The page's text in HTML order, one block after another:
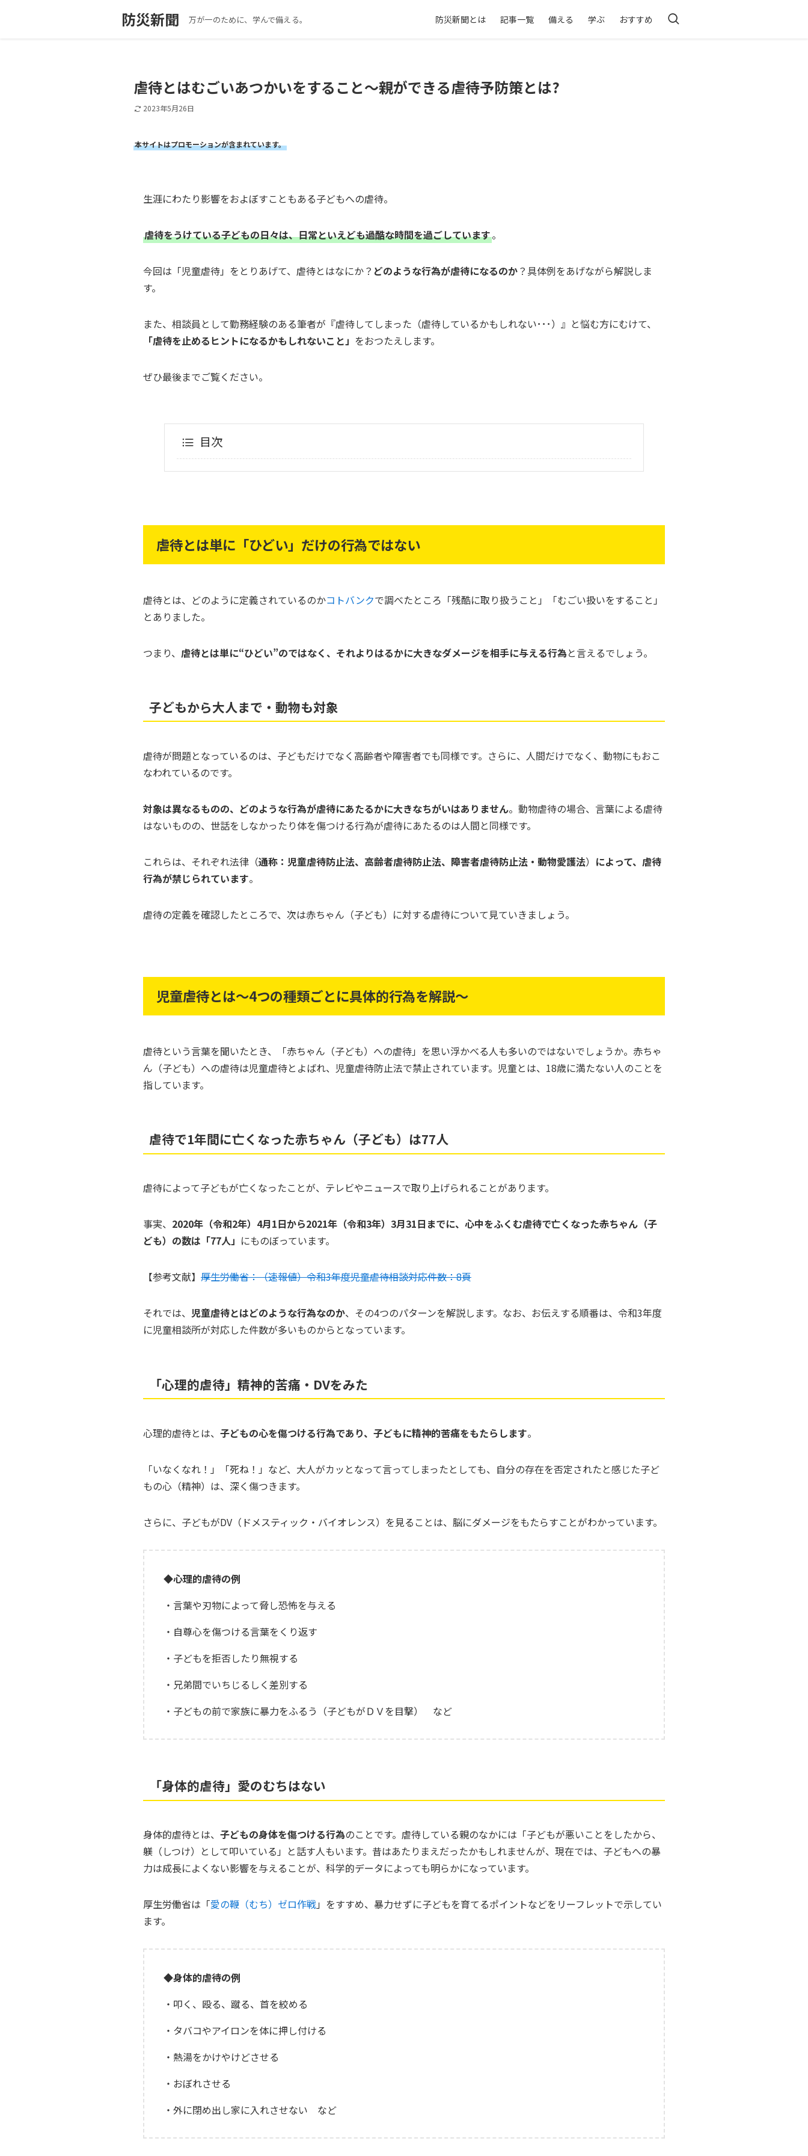
防災新聞 万が一のために、学んで備える。 防災新聞とは 記事一覧 備える 学ぶ おすすめ
虐待とはむごいあつかいをすること～親ができる虐待予防策とは?
2023年5月26日
本サイトはプロモーションが含まれています。
生涯にわたり影響をおよぼすこともある子どもへの虐待。
虐待をうけている子どもの日々は、日常といえども過酷な時間を過ごしています。
今回は「児童虐待」をとりあげて、虐待とはなにか？ どのような行為が虐待になるのか？具体例をあげながら解説しま
す。
また、相談員として勤務経験のある筆者が『虐待してしまった（虐待しているかもしれない･･･）』と悩む方にむけて、
「虐待を止めるヒントになるかもしれないこと」 をおつたえします。
ぜひ最後までご覧ください。
目次
虐待とは単に「ひどい」だけの行為ではない
虐待とは、どのように定義されているのかコトバンクで調べたところ「残酷に取り扱うこと」「むごい扱いをすること」
とありました。
つまり、 虐待とは単に“ひどい”のではなく、それよりはるかに大きなダメージを相手に与える行為と言えるでしょう。
子どもから大人まで・動物も対象
虐待が問題となっているのは、子どもだけでなく高齢者や障害者でも同様です。さらに、人間だけでなく、動物にもおこ
なわれているのです。
対象は異なるものの、どのような行為が虐待にあたるかに大きなちがいはありません。動物虐待の場合、言葉による虐待
はないものの、世話をしなかったり体を傷つける行為が虐待にあたるのは人間と同様です。
これらは、それぞれ法律（通称：児童虐待防止法、高齢者虐待防止法、障害者虐待防止法・動物愛護法） によって、虐待
行為が禁じられています。
虐待の定義を確認したところで、次は赤ちゃん（子ども）に対する虐待について見ていきましょう。
児童虐待とは～4つの種類ごとに具体的行為を解説～
虐待という言葉を聞いたとき、「赤ちゃん（子ども）への虐待」を思い浮かべる人も多いのではないでしょうか。赤ちゃ
ん（子ども）への虐待は児童虐待とよばれ、児童虐待防止法で禁止されています。児童とは、18歳に満たない人のことを
指しています。
虐待で1年間に亡くなった赤ちゃん（子ども）は77人
虐待によって子どもが亡くなったことが、テレビやニュースで取り上げられることがあります。
事実、 2020年（令和2年）4月1日から2021年（令和3年）3月31日までに、心中をふくむ虐待で亡くなった赤ちゃん（子
ども）の数は「77人」 にものぼっています。
【参考文献】 厚生労働省：（速報値）令和3年度児童虐待相談対応件数：8頁
それでは、 児童虐待とはどのような行為なのか、その4つのパターンを解説します。なお、お伝えする順番は、令和3年度
に児童相談所が対応した件数が多いものからとなっています。
「心理的虐待」精神的苦痛・DVをみた
心理的虐待とは、 子どもの心を傷つける行為であり、子どもに精神的苦痛をもたらします。
「いなくなれ！」「死ね！」など、大人がカッとなって言ってしまったとしても、自分の存在を否定されたと感じた子ど
もの心（精神）は、深く傷つきます。
さらに、子どもがDV（ドメスティック・バイオレンス）を見ることは、脳にダメージをもたらすことがわかっています。
◆心理的虐待の例
・言葉や刃物によって脅し恐怖を与える
・自尊心を傷つける言葉をくり返す
・子どもを拒否したり無視する
・兄弟間でいちじるしく差別する
・子どもの前で家族に暴力をふるう（子どもがＤＶを目撃） など
「身体的虐待」愛のむちはない
身体的虐待とは、 子どもの身体を傷つける行為のことです。虐待している親のなかには「子どもが悪いことをしたから、
躾（しつけ）として叩いている」と話す人もいます。昔はあたりまえだったかもしれませんが、現在では、子どもへの暴
力は成長によくない影響を与えることが、科学的データによっても明らかになっています。
厚生労働省は「愛の鞭（むち）ゼロ作戦」をすすめ、暴力せずに子どもを育てるポイントなどをリーフレットで示してい
ます。
◆身体的虐待の例
・叩く、殴る、蹴る、首を絞める
・タバコやアイロンを体に押し付ける
・熱湯をかけやけどさせる
・おぼれさせる
・外に閉め出し家に入れさせない など